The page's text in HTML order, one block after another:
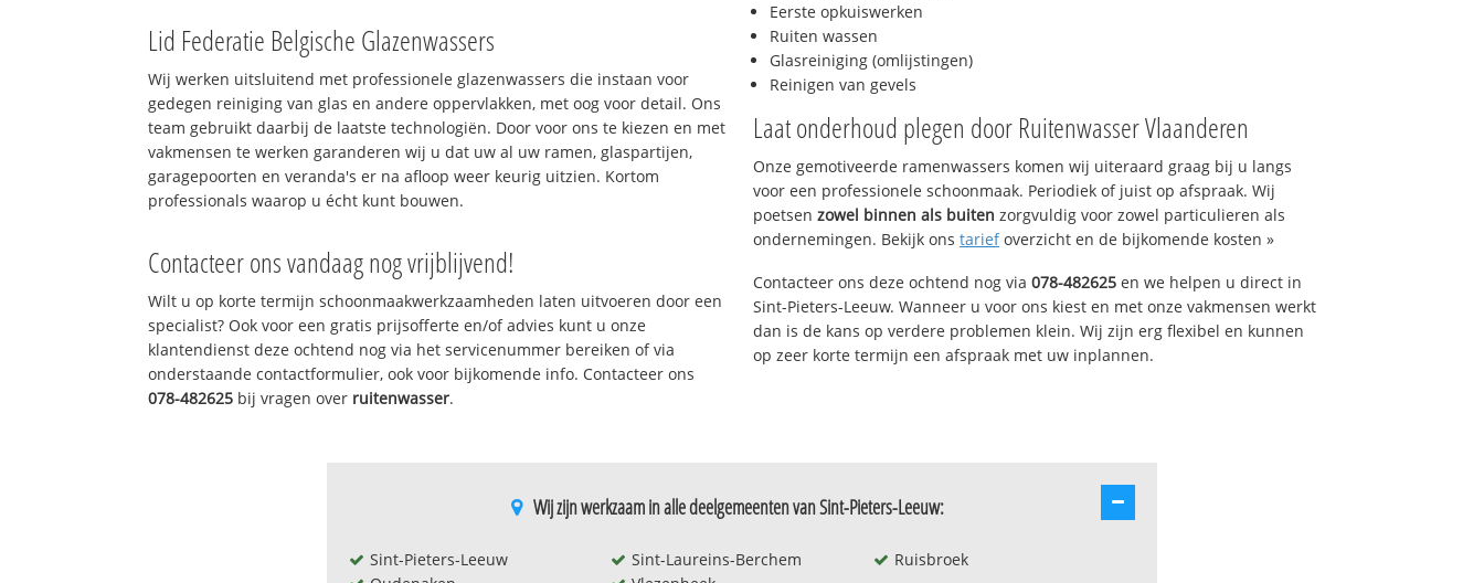
Lid Federatie Belgische Glazenwassers
Wij werken uitsluitend met professionele glazenwassers die instaan voor
gedegen reiniging van glas en andere oppervlakken, met oog voor detail. Ons
team gebruikt daarbij de laatste technologiën. Door voor ons te kiezen en met
vakmensen te werken garanderen wij u dat uw al uw ramen, glaspartijen,
garagepoorten en veranda's er na afloop weer keurig uitzien. Kortom
professionals waarop u écht kunt bouwen.
Contacteer ons vandaag nog vrijblijvend!
Wilt u op korte termijn schoonmaakwerkzaamheden laten uitvoeren door een
specialist? Ook voor een gratis prijsofferte en/of advies kunt u onze
klantendienst deze ochtend nog via het servicenummer bereiken of via
onderstaande contactformulier, ook voor bijkomende info. Contacteer ons
078-482625 bij vragen over ruitenwasser.
Eerste opkuiswerken
Ruiten wassen
Glasreiniging (omlijstingen)
Reinigen van gevels
Laat onderhoud plegen door Ruitenwasser Vlaanderen
Onze gemotiveerde ramenwassers komen wij uiteraard graag bij u langs
voor een professionele schoonmaak. Periodiek of juist op afspraak. Wij
poetsen zowel binnen als buiten zorgvuldig voor zowel particulieren als
ondernemingen. Bekijk ons tariefoverzicht en de bijkomende kosten »
Contacteer ons deze ochtend nog via 078-482625 en we helpen u direct in
Sint-Pieters-Leeuw. Wanneer u voor ons kiest en met onze vakmensen werkt
dan is de kans op verdere problemen klein. Wij zijn erg flexibel en kunnen
op zeer korte termijn een afspraak met uw inplannen.
Wij zijn werkzaam in alle deelgemeenten van Sint-Pieters-Leeuw:
Sint-Pieters-Leeuw
Sint-Laureins-Berchem
Ruisbroek